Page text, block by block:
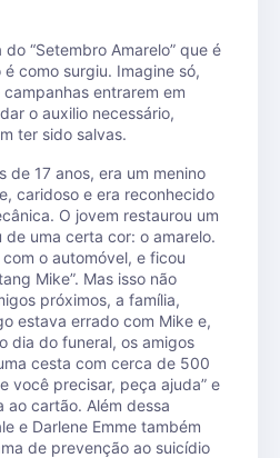
“Setembro Amarelo” que é
como surgiu. Imagine só,
entrarem em
o auxilio necessário,
ter sido salvas.
de 17 anos, era um menino
caridoso e era reconhecido
O jovem restaurou um
uma certa cor: o amarelo.
o automóvel, e ficou
Mike”. Mas isso não
próximos, a família,
estava errado com Mike e,
dia do funeral, os amigos
cesta com cerca de 500
você precisar, peça ajuda” e
ao cartão. Além dessa
e Darlene Emme também
de prevenção ao suicídio